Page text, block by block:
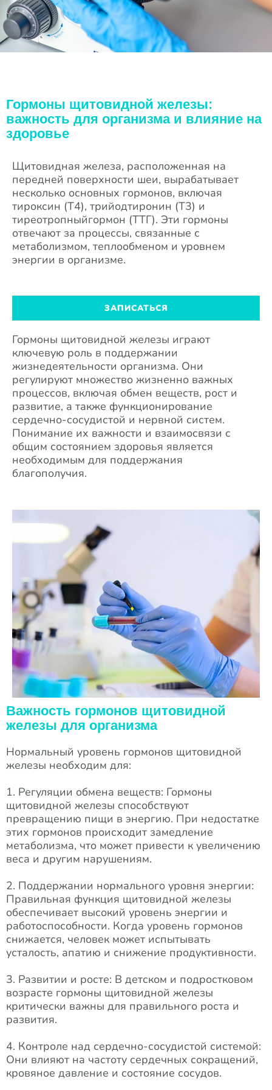
Гормоны щитовидной железы:
важность для организма и влияние на
здоровье
Щитовидная железа, расположенная на
передней поверхности шеи, вырабатывает
несколько основных гормонов, включая
тироксин (Т4), трийодтиронин (Т3) и
тиреотропныйгормон (ТТГ). Эти гормоны
отвечают за процессы, связанные с
метаболизмом, теплообменом и уровнем
энергии в организме.
ЗАПИСАТЬСЯ
Гормоны щитовидной железы играют
ключевую роль в поддержании
жизнедеятельности организма. Они
регулируют множество жизненно важных
процессов, включая обмен веществ, рост и
развитие, а также функционирование
сердечно-сосудистой и нервной систем.
Понимание их важности и взаимосвязи с
общим состоянием здоровья является
необходимым для поддержания
благополучия.
Важность гормонов щитовидной
железы для организма
Нормальный уровень гормонов щитовидной
железы необходим для:
1. Регуляции обмена веществ: Гормоны
щитовидной железы способствуют
превращению пищи в энергию. При недостатке
этих гормонов происходит замедление
метаболизма, что может привести к увеличению
веса и другим нарушениям.
2. Поддержании нормального уровня энергии:
Правильная функция щитовидной железы
обеспечивает высокий уровень энергии и
работоспособности. Когда уровень гормонов
снижается, человек может испытывать
усталость, апатию и снижение продуктивности.
3. Развитии и росте: В детском и подростковом
возрасте гормоны щитовидной железы
критически важны для правильного роста и
развития.
4. Контроле над сердечно-сосудистой системой:
Они влияют на частоту сердечных сокращений,
кровяное давление и состояние сосудов.